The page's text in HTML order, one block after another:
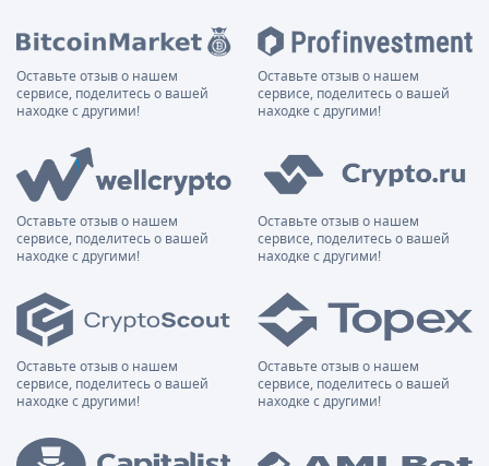
Оставьте отзыв о нашем
сервисе, поделитесь о вашей
находке с другими!
Оставьте отзыв о нашем
сервисе, поделитесь о вашей
находке с другими!
Оставьте отзыв о нашем
сервисе, поделитесь о вашей
находке с другими!
Оставьте отзыв о нашем
сервисе, поделитесь о вашей
находке с другими!
Оставьте отзыв о нашем
сервисе, поделитесь о вашей
находке с другими!
Оставьте отзыв о нашем
сервисе, поделитесь о вашей
находке с другими!